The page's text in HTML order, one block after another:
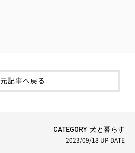
元記事へ戻る
CATEGORY 犬と暮らす
2023/09/18 UP DATE